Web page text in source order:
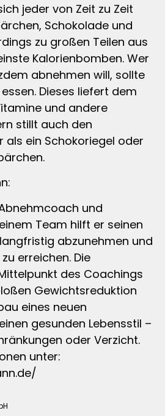
jeder von Zeit zu Zeit
Schokolade und
zu großen Teilen aus
Kalorienbomben. Wer
abnehmen will, sollte
Dieses liefert dem
und andere
stillt auch den
als ein Schokoriegel oder
und
Team hilft er seinen
abzunehmen und
erreichen. Die
des Coachings
Gewichtsreduktion
eines neuen
gesunden Lebensstil –
oder Verzicht.
unter: